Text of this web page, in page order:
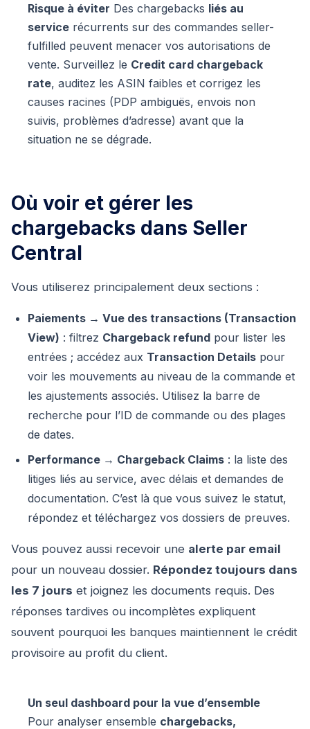
Risque à éviter Des chargebacks liés au
service récurrents sur des commandes seller-
fulfilled peuvent menacer vos autorisations de
vente. Surveillez le Credit card chargeback
rate, auditez les ASIN faibles et corrigez les
causes racines (PDP ambiguës, envois non
suivis, problèmes d’adresse) avant que la
situation ne se dégrade.
Où voir et gérer les
chargebacks dans Seller
Central
Vous utiliserez principalement deux sections :
Paiements → Vue des transactions (Transaction
View) : filtrez Chargeback refund pour lister les
entrées ; accédez aux Transaction Details pour
voir les mouvements au niveau de la commande et
les ajustements associés. Utilisez la barre de
recherche pour l’ID de commande ou des plages
de dates.
Performance → Chargeback Claims : la liste des
litiges liés au service, avec délais et demandes de
documentation. C’est là que vous suivez le statut,
répondez et téléchargez vos dossiers de preuves.
Vous pouvez aussi recevoir une alerte par email
pour un nouveau dossier. Répondez toujours dans
les 7 jours et joignez les documents requis. Des
réponses tardives ou incomplètes expliquent
souvent pourquoi les banques maintiennent le crédit
provisoire au profit du client.
Un seul dashboard pour la vue d’ensemble
Pour analyser ensemble chargebacks,